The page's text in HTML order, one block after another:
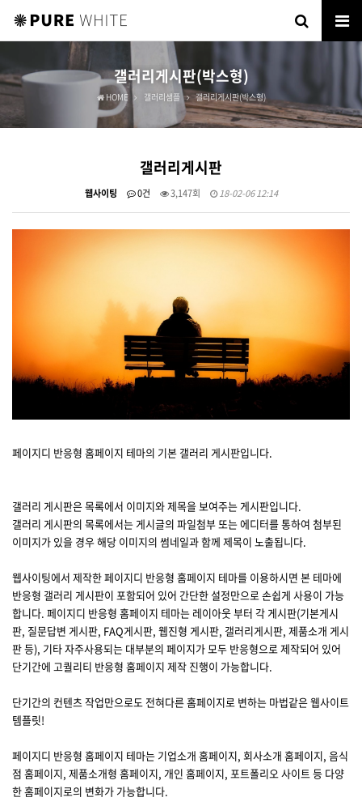
갤러리게시판(박스형)
HOME 갤러리샘플 갤러리게시판(박스형)
갤러리게시판
웹사이팅 0건 3,147회 18-02-06 12:14
페이지디 반응형 홈페이지 테마의 기본 갤러리 게시판입니다.
갤러리 게시판은 목록에서 이미지와 제목을 보여주는 게시판입니다.
갤러리 게시판의 목록에서는 게시글의 파일첨부 또는 에디터를 통하여 첨부된
이미지가 있을 경우 해당 이미지의 썸네일과 함께 제목이 노출됩니다.
웹사이팅에서 제작한 페이지디 반응형 홈페이지 테마를 이용하시면 본 테마에
반응형 갤러리 게시판이 포함되어 있어 간단한 설정만으로 손쉽게 사용이 가능
합니다. 페이지디 반응형 홈페이지 테마는 레이아웃 부터 각 게시판(기본게시
판, 질문답변 게시판, FAQ게시판, 웹진형 게시판, 갤러리게시판, 제품소개 게시
판 등), 기타 자주사용되는 대부분의 페이지가 모두 반응형으로 제작되어 있어
단기간에 고퀄리티 반응형 홈페이지 제작 진행이 가능합니다.
단기간의 컨텐츠 작업만으로도 전혀다른 홈페이지로 변하는 마법같은 웹사이트
템플릿!
페이지디 반응형 홈페이지 테마는 기업소개 홈페이지, 회사소개 홈페이지, 음식
점 홈페이지, 제품소개형 홈페이지, 개인 홈페이지, 포트폴리오 사이트 등 다양
한 홈페이지로의 변화가 가능합니다.